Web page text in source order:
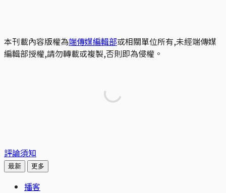
本刊載內容版權為端傳媒編輯部或相關單位所有,未經端傳媒
編輯部授權,請勿轉載或複製,否則即為侵權。
評論須知
最新 更多
播客